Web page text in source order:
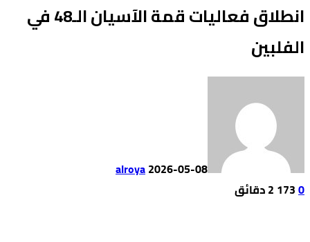
انطلاق فعاليات قمة الآسيان الـ48 في
الفلبين
alroya2026-05-08
0
173 2 ‫دقائق‬